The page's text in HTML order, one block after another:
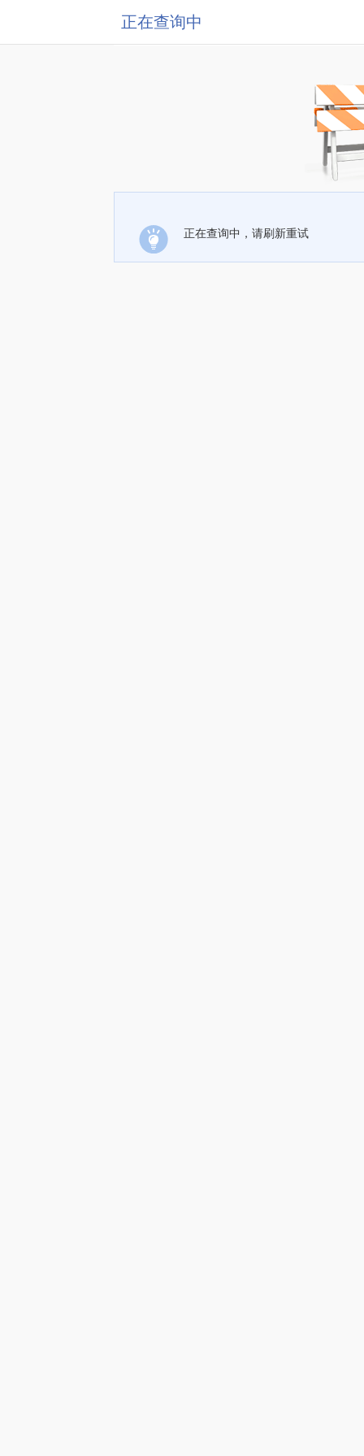
正在查询中
正在查询中，请刷新重试